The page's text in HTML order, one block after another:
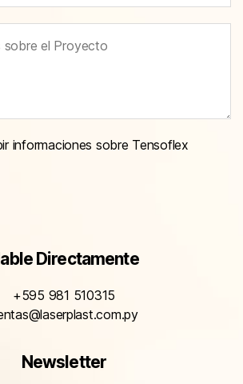
informaciones sobre Tensoflex
Directamente
+595 981 510315
Newsletter